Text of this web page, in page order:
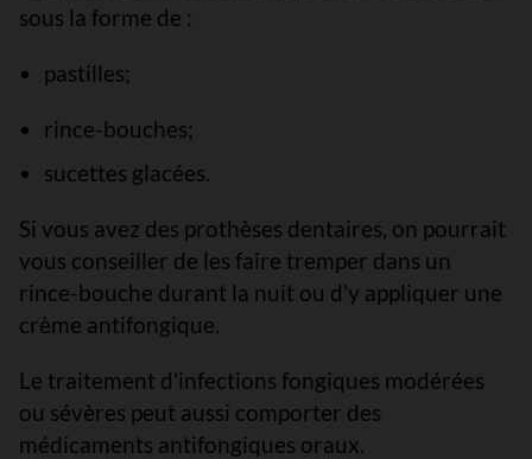
sous la forme de :
pastilles;
rince-bouches;
sucettes glacées.
Si vous avez des prothèses dentaires, on pourrait
vous conseiller de les faire tremper dans un
rince-bouche durant la nuit ou d'y appliquer une
crème antifongique.
Le traitement d'infections fongiques modérées
ou sévères peut aussi comporter des
médicaments antifongiques oraux.